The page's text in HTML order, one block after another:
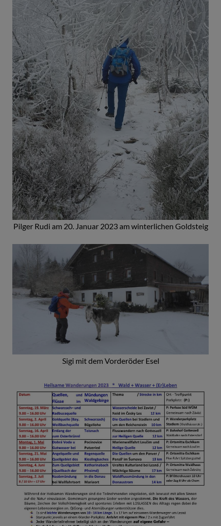
Pilger Rudi am 20. Januar 2023 am winterlichen Goldsteig
Sigi mit dem Vorderöder Esel